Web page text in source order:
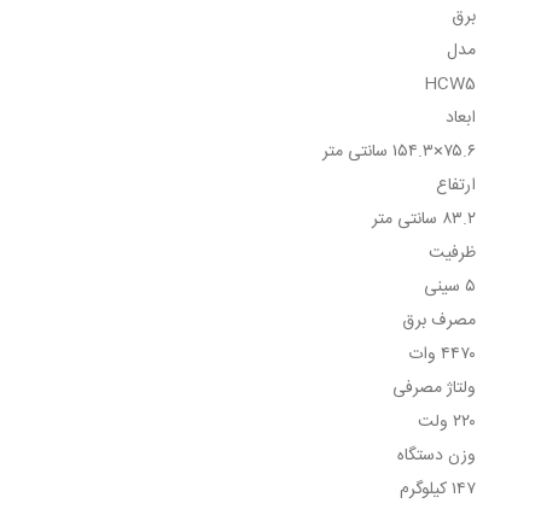
برق
مدل
HCW5
ابعاد
۷۵.۶×۱۵۴.۳ سانتی متر
ارتفاع
۸۳.۲ سانتی متر
ظرفیت
۵ سینی
مصرف برق
۴۴۷۰ وات
ولتاژ مصرفی
۲۲۰ ولت
وزن دستگاه
۱۴۷ کیلوگرم